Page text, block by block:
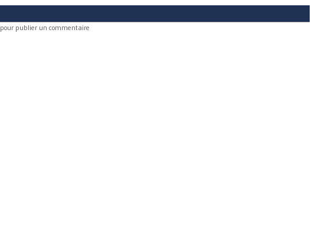
pour publier un commentaire